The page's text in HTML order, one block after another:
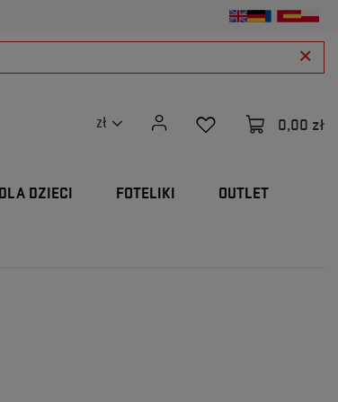
zł 0,00 zł
DLA DZIECI FOTELIKI OUTLET